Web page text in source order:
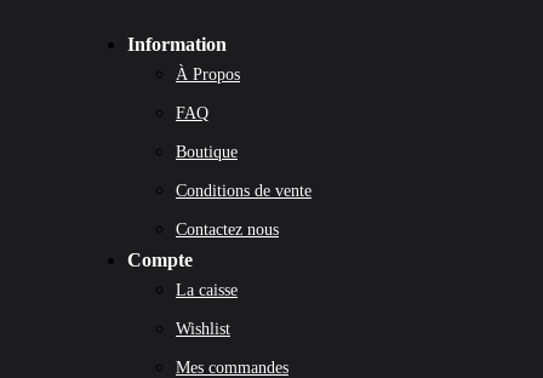
Information
À Propos
FAQ
Boutique
Conditions de vente
Contactez nous
Compte
La caisse
Wishlist
Mes commandes